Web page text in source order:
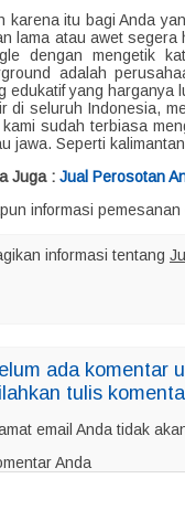
karena itu bagi Anda
lama atau awet segera
dengan mengetik
adalah
edukatif yang harganya
di seluruh Indonesia,
sudah terbiasa
jawa. Seperti
Juga : Jual Perosotan
informasi
informasi tentang
ada komentar
tulis
email Anda tidak
Anda